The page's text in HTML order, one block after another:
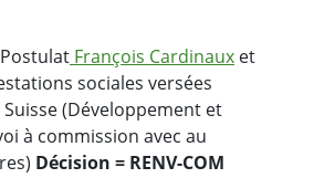
Postulat François Cardinaux et
sociales versées
(Développement et
à commission avec au
Décision = RENV-COM